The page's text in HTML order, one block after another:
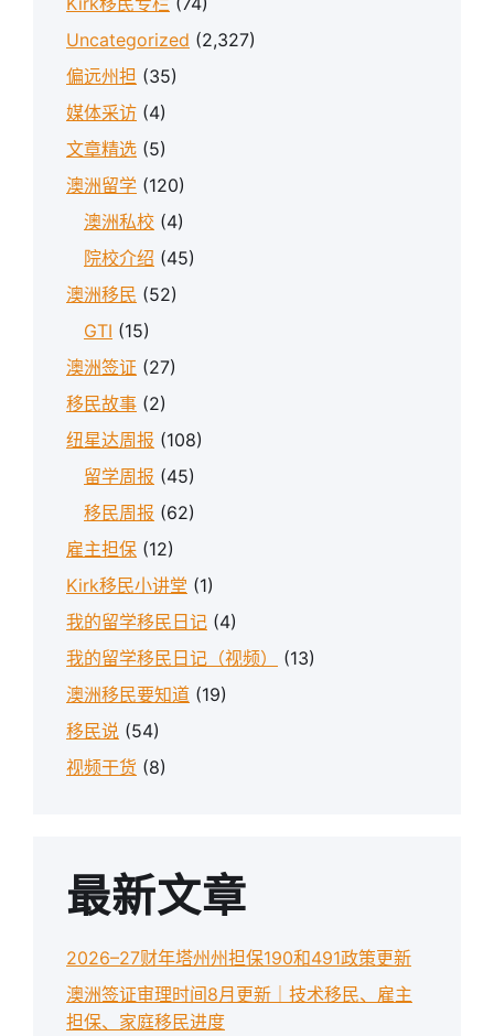
Uncategorized (2,327)
偏远州担 (35)
媒体采访 (4)
文章精选 (5)
澳洲留学 (120)
澳洲私校 (4)
院校介绍 (45)
澳洲移民 (52)
GTI (15)
澳洲签证 (27)
移民故事 (2)
纽星达周报 (108)
留学周报 (45)
移民周报 (62)
雇主担保 (12)
Kirk移民小讲堂 (1)
我的留学移民日记 (4)
我的留学移民日记（视频）
(13)
澳洲移民要知道 (19)
移民说 (54)
视频干货 (8)
最新文章
2026–27财年塔州州担保190和491政策更新
澳洲签证审理时间8月更新｜技术移民、雇主
担保、家庭移民进度